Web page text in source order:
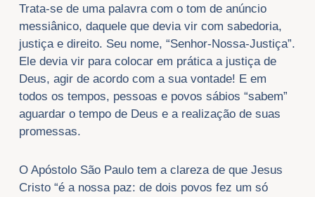
Trata-se de uma palavra com o tom de anúncio
messiânico, daquele que devia vir com sabedoria,
justiça e direito. Seu nome, “Senhor-Nossa-Justiça”.
Ele devia vir para colocar em prática a justiça de
Deus, agir de acordo com a sua vontade! E em
todos os tempos, pessoas e povos sábios “sabem”
aguardar o tempo de Deus e a realização de suas
promessas.
O Apóstolo São Paulo tem a clareza de que Jesus
Cristo “é a nossa paz: de dois povos fez um só